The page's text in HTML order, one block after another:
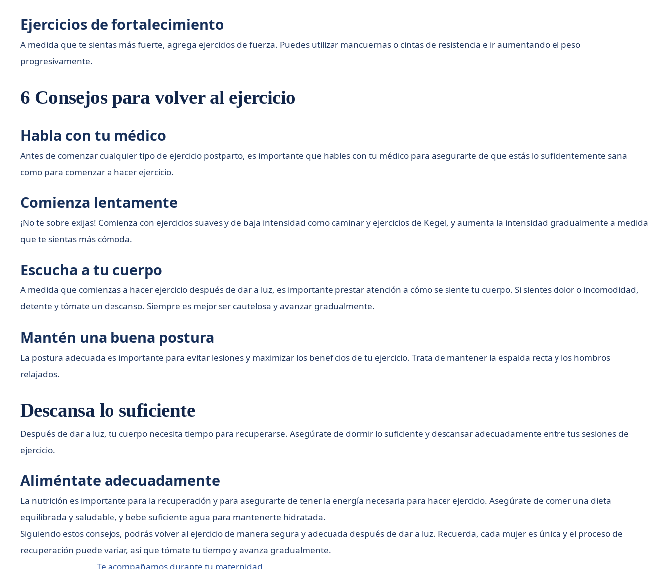
Ejercicios de fortalecimiento
A medida que te sientas más fuerte, agrega ejercicios de fuerza. Puedes utilizar mancuernas o cintas de resistencia e ir aumentando el peso
progresivamente.
6 Consejos para volver al ejercicio
Habla con tu médico
Antes de comenzar cualquier tipo de ejercicio postparto, es importante que hables con tu médico para asegurarte de que estás lo suficientemente sana
como para comenzar a hacer ejercicio.
Comienza lentamente
¡No te sobre exijas! Comienza con ejercicios suaves y de baja intensidad como caminar y ejercicios de Kegel, y aumenta la intensidad gradualmente a medida
que te sientas más cómoda.
Escucha a tu cuerpo
A medida que comienzas a hacer ejercicio después de dar a luz, es importante prestar atención a cómo se siente tu cuerpo. Si sientes dolor o incomodidad,
detente y tómate un descanso. Siempre es mejor ser cautelosa y avanzar gradualmente.
Mantén una buena postura
La postura adecuada es importante para evitar lesiones y maximizar los beneficios de tu ejercicio. Trata de mantener la espalda recta y los hombros
relajados.
Descansa lo suficiente
Después de dar a luz, tu cuerpo necesita tiempo para recuperarse. Asegúrate de dormir lo suficiente y descansar adecuadamente entre tus sesiones de
ejercicio.
Aliméntate adecuadamente
La nutrición es importante para la recuperación y para asegurarte de tener la energía necesaria para hacer ejercicio. Asegúrate de comer una dieta
equilibrada y saludable, y bebe suficiente agua para mantenerte hidratada.
Siguiendo estos consejos, podrás volver al ejercicio de manera segura y adecuada después de dar a luz. Recuerda, cada mujer es única y el proceso de
recuperación puede variar, así que tómate tu tiempo y avanza gradualmente.
Te acompañamos durante tu maternidad